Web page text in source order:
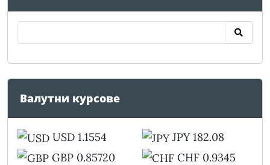
Валутни курсове
USD 1.1554
GBP 0.85720
JPY 182.08
CHF 0.9345